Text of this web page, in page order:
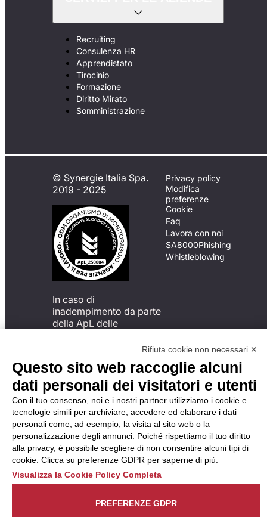
Recruiting
Consulenza HR
Apprendistato
Tirocinio
Formazione
Diritto Mirato
Somministrazione
© Synergie Italia Spa.
2019 - 2025
In caso di
inadempimento da parte
della ApL delle
del Codice di Condotta, è
possibile presentare un
reclamo
all’Organismo di
Monitoraggio utilizzando
una delle modalità
descritte al seguente
indirizzo web
https://odm-
agenzielavoro.it/reclami/ .
Privacy policy
Modifica
preferenze
Cookie
Faq
Lavora con noi
SA8000Phishing
Whistleblowing
Rifiuta cookie non necessari ✕
Questo sito web raccoglie alcuni
dati personali dei visitatori e utenti
Con il tuo consenso, noi e i nostri partner utilizziamo i cookie e
tecnologie simili per archiviare, accedere ed elaborare i dati
personali come, ad esempio, la visita al sito web o la
personalizzazione degli annunci. Poiché rispettiamo il tuo diritto
alla privacy, è possibile scegliere di non consentire alcuni tipi di
cookie. Clicca su preferenze GDPR per saperne di più.
Visualizza la Cookie Policy Completa
PREFERENZE GDPR